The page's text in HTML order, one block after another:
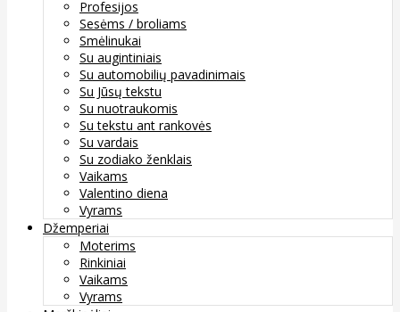
Profesijos
Sesėms / broliams
Smėlinukai
Su augintiniais
Su automobilių pavadinimais
Su Jūsų tekstu
Su nuotraukomis
Su tekstu ant rankovės
Su vardais
Su zodiako ženklais
Vaikams
Valentino diena
Vyrams
Džemperiai
Moterims
Rinkiniai
Vaikams
Vyrams